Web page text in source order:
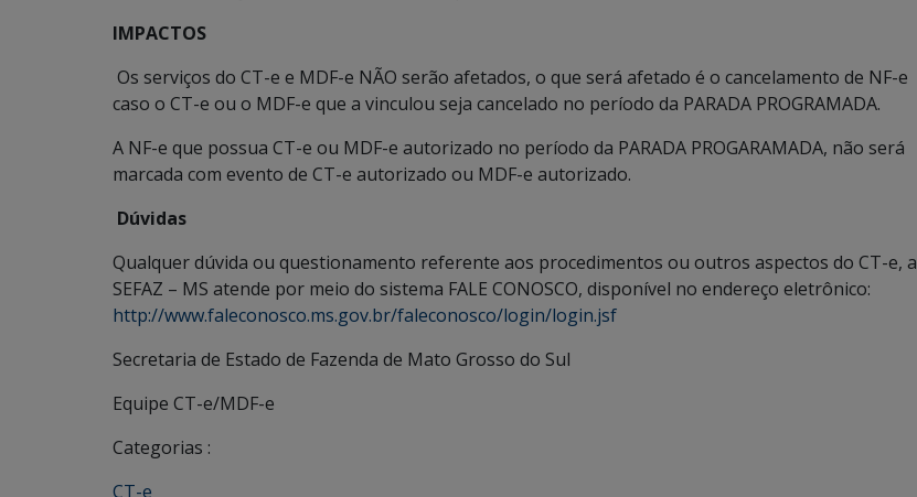
IMPACTOS
Os serviços do CT-e e MDF-e NÃO serão afetados, o que será afetado é o cancelamento de NF-e
caso o CT-e ou o MDF-e que a vinculou seja cancelado no período da PARADA PROGRAMADA.
A NF-e que possua CT-e ou MDF-e autorizado no período da PARADA PROGARAMADA, não será
marcada com evento de CT-e autorizado ou MDF-e autorizado.
Dúvidas
Qualquer dúvida ou questionamento referente aos procedimentos ou outros aspectos do CT-e, a
SEFAZ – MS atende por meio do sistema FALE CONOSCO, disponível no endereço eletrônico:
http://www.faleconosco.ms.gov.br/faleconosco/login/login.jsf
Secretaria de Estado de Fazenda de Mato Grosso do Sul
Equipe CT-e/MDF-e
Categorias :
CT-e